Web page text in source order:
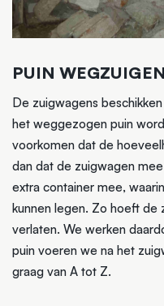
PUIN
De zuigwagens
het weggezogen puin
voorkomen dat de
dan dat de zuigwagen
extra container mee,
kunnen legen. Zo hoeft
verlaten. We werken
puin voeren we na het
graag van A tot Z.